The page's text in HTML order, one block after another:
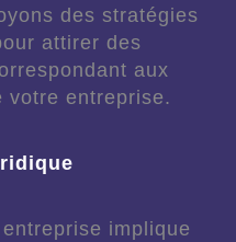
des stratégies
attirer des
aux
votre entreprise.
implique